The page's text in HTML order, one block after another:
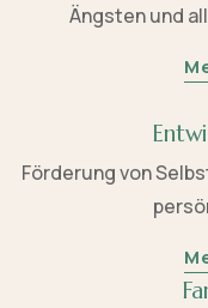
Ängsten und
Förderung von